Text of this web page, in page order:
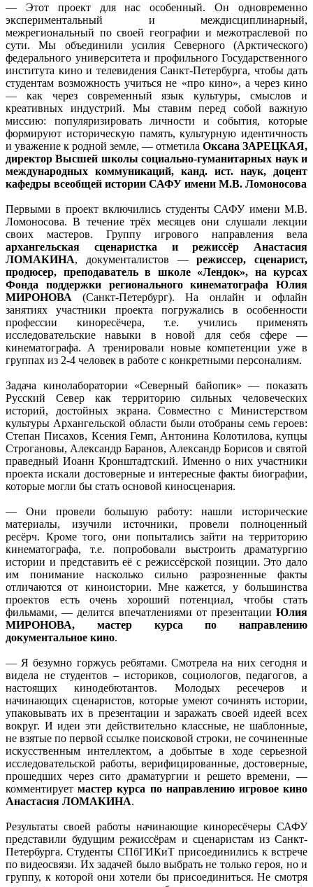
— Этот проект для нас особенный. Он одновременно
экспериментальный и междисциплинарный,
межрегиональный по своей географии и межотраслевой по
сути. Мы объединили усилия Северного (Арктического)
федерального университета и профильного Государственного
института кино и телевидения Санкт‑Петербурга, чтобы дать
студентам возможность учиться не «про кино», а через кино
— как через современный язык культуры, смыслов и
креативных индустрий. Мы ставим перед собой важную
миссию: популяризировать личности и события, которые
формируют историческую память, культурную идентичность
и уважение к родной земле, — отметила Оксана ЗАРЕЦКАЯ,
директор Высшей школы социально-гуманитарных наук и
международных коммуникаций, канд. ист. наук, доцент
кафедры всеобщей истории САФУ имени М.В. Ломоносова
Первыми в проект включились студенты САФУ имени М.В.
Ломоносова. В течение трёх месяцев они слушали лекции
своих мастеров. Группу игрового направления вела
архангельская сценаристка и режиссёр Анастасия
ЛОМАКИНА, документалистов —режиссер, сценарист,
продюсер, преподаватель в школе «Лендок», на курсах
Фонда поддержки регионального кинематографа Юлия
МИРОНОВА (Санкт-Петербург). На онлайн и офлайн
занятиях участники проекта погружались в особенности
профессии киноресёчера, т.е. учились применять
исследовательские навыки в новой для себя сфере —
кинематографа. А тренировали новые компетенции уже в
группах из 2-4 человек в работе с конкретными персоналиям.
Задача кинолаборатории «Северный байопик» — показать
Русский Север как территорию сильных человеческих
историй, достойных экрана. Совместно с Министерством
культуры Архангельской области были отобраны семь героев:
Степан Писахов, Ксения Гемп, Антонина Колотилова, купцы
Строгановы, Александр Баранов, Александр Борисов и святой
праведный Иоанн Кронштадтский. Именно о них участники
проекта искали достоверные и интересные факты биографии,
которые могли бы стать основой киносценария.
— Они провели большую работу: нашли исторические
материалы, изучили источники, провели полноценный
ресёрч. Кроме того, они попытались зайти на территорию
кинематографа, т.е. попробовали выстроить драматургию
истории и представить её с режиссёрской позиции. Это дало
им понимание насколько сильно разрозненные факты
отличаются от киноистории. Мне кажется, у большинства
проектов есть очень хороший потенциал, чтобы стать
фильмами, — делится впечатлениями от презентации Юлия
МИРОНОВА, мастер курса по направлению
документальное кино.
— Я безумно горжусь ребятами. Смотрела на них сегодня и
видела не студентов – историков, социологов, педагогов, а
настоящих кинодебютантов. Молодых ресечеров и
начинающих сценаристов, которые умеют сочинять истории,
упаковывать их в презентации и заражать своей идеей всех
вокруг. И идеи эти действительно классные, не шаблонные,
не взятые по первой ссылке поисковой строки, не сочиненные
искусственным интеллектом, а добытые в ходе серьезной
исследовательской работы, верифицированные, достоверные,
прошедших через сито драматургии и решето времени, —
комментируетмастер курса по направлению игровое кино
Анастасия ЛОМАКИНА.
Результаты своей работы начинающие киноресёчеры САФУ
представили будущим режиссёрам и сценаристам из Санкт-
Петербурга. Студенты СПбГИКиТ присоединились к встрече
по видеосвязи. Их задачей было выбрать не только героя, но и
группу, к которой они хотели бы присоединиться. Не смотря